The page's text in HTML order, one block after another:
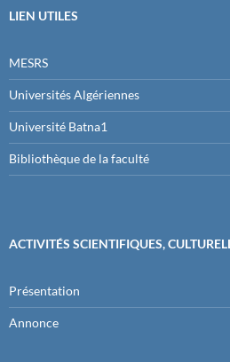
LIEN UTILES
MESRS
Universités Algériennes
Université Batna1
Bibliothèque de la faculté
ACTIVITÉS SCIENTIFIQUES,
Présentation
Annonce